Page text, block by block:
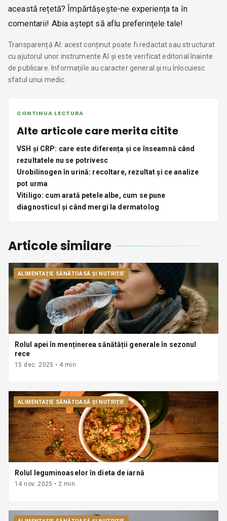
această rețetă? Împărtășește-ne experiența ta în
comentarii! Abia aștept să aflu preferințele tale!
Transparență AI: acest conținut poate fi redactat sau structurat
cu ajutorul unor instrumente AI și este verificat editorial înainte
de publicare. Informațiile au caracter general și nu înlocuiesc
sfatul unui medic.
CONTINUA LECTURA
Alte articole care merita citite
VSH și CRP: care este diferența și ce înseamnă când
rezultatele nu se potrivesc
Urobilinogen în urină: recoltare, rezultat și ce analize
pot urma
Vitiligo: cum arată petele albe, cum se pune
diagnosticul și când mergi la dermatolog
Articole similare
ALIMENTAȚIE SĂNĂTOASĂ ȘI NUTRIȚIE
Rolul apei în menținerea sănătății generale în sezonul
rece
15 dec. 2025 • 4 min
ALIMENTAȚIE SĂNĂTOASĂ ȘI NUTRIȚIE
Rolul leguminoaselor în dieta de iarnă
14 nov. 2025 • 2 min